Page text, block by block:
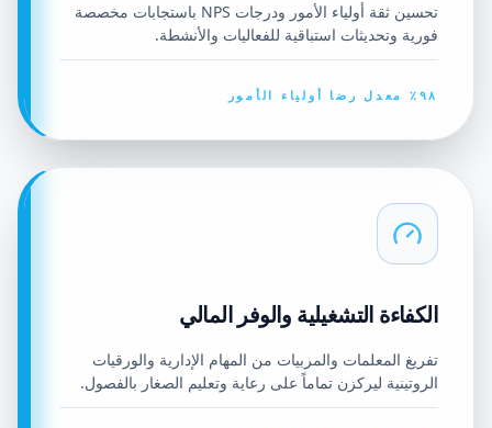
تحسين ثقة أولياء الأمور ودرجات NPS باستجابات مخصصة
فورية وتحديثات استباقية للفعاليات والأنشطة.
٩٨٪ معدل رضا أولياء الأمور
الكفاءة التشغيلية والوفر المالي
تفريغ المعلمات والمربيات من المهام الإدارية والورقيات
الروتينية ليركزن تماماً على رعاية وتعليم الصغار بالفصول.